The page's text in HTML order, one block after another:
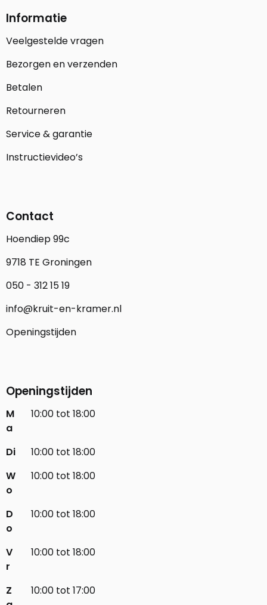
Informatie
Veelgestelde vragen
Bezorgen en verzenden
Betalen
Retourneren
Service & garantie
Instructievideo’s
Contact
Hoendiep 99c
9718 TE Groningen
050 - 312 15 19
info@kruit-en-kramer.nl
Openingstijden
Openingstijden
M
a
10:00 tot 18:00
Di
10:00 tot 18:00
W
o
10:00 tot 18:00
D
o
10:00 tot 18:00
V
r
10:00 tot 18:00
Z
10:00 tot 17:00